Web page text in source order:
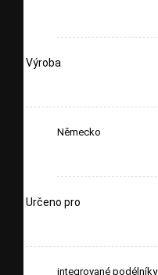
Výroba
Německo
Určeno pro
integrované podélníky